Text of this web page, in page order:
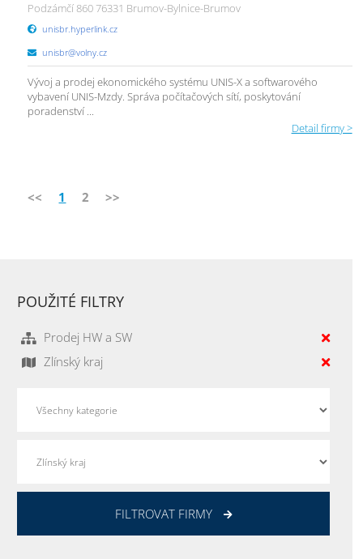
Podzámčí 860 76331 Brumov-Bylnice-Brumov
unisbr.hyperlink.cz
unisbr@volny.cz
Vývoj a prodej ekonomického systému UNIS-X a softwarového
vybavení UNIS-Mzdy. Správa počítačových sítí, poskytování
poradenství ...
Detail firmy >
<< 1 2 >>
POUŽITÉ FILTRY
Prodej HW a SW
Zlínský kraj
FILTROVAT FIRMY